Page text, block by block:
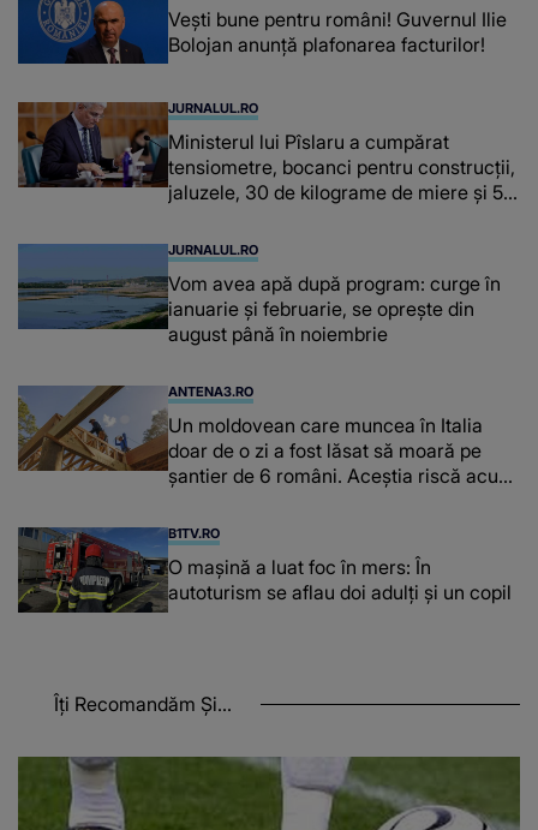
Vești bune pentru români! Guvernul Ilie
Bolojan anunță plafonarea facturilor!
JURNALUL.RO
Ministerul lui Pîslaru a cumpărat
tensiometre, bocanci pentru construcții,
jaluzele, 30 de kilograme de miere și 50
JURNALUL.RO
Vom avea apă după program: curge în
ianuarie și februarie, se oprește din
august până în noiembrie
ANTENA3.RO
Un moldovean care muncea în Italia
doar de o zi a fost lăsat să moară pe
şantier de 6 români. Aceștia riscă acum
B1TV.RO
O maşină a luat foc în mers: În
autoturism se aflau doi adulți și un copil
Îți Recomandăm Și...